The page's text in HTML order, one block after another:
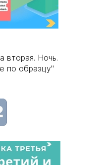
вторая. Ночь.
по образцу"